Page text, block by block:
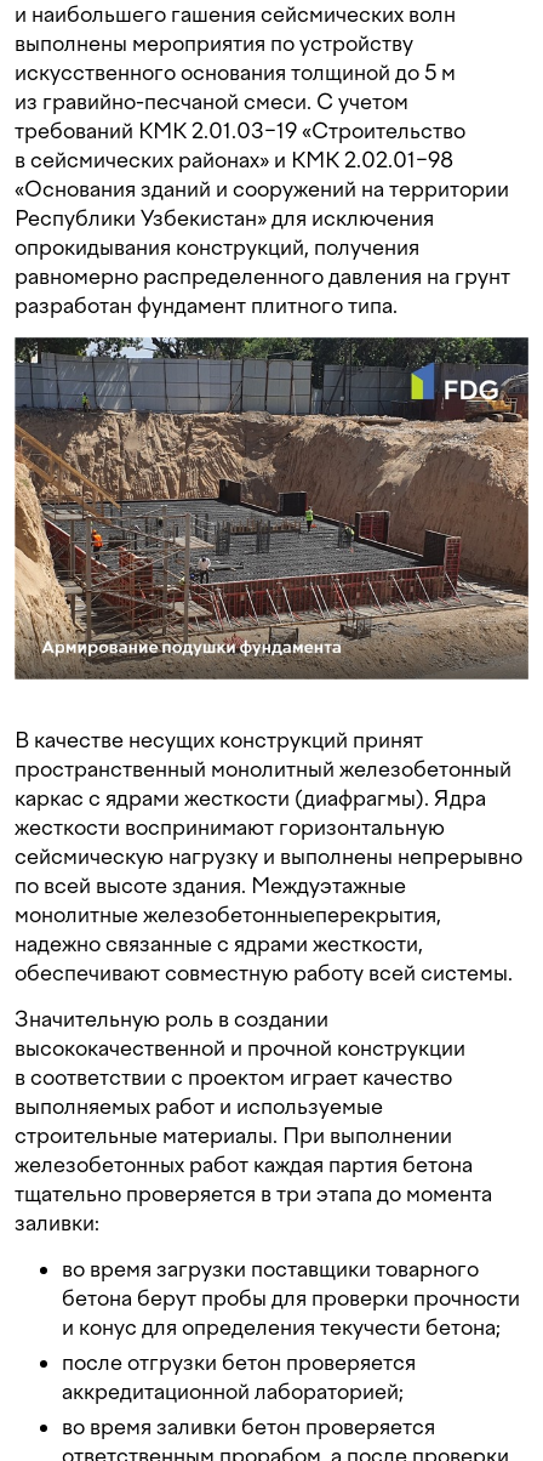
и наибольшего гашения сейсмических волн
выполнены мероприятия по устройству
искусственного основания толщиной до 5 м
из гравийно-песчаной смеси. С учетом
требований КМК 2.01.03−19 «Строительство
в сейсмических районах» и КМК 2.02.01−98
«Основания зданий и сооружений на территории
Республики Узбекистан» для исключения
опрокидывания конструкций, получения
равномерно распределенного давления на грунт
разработан фундамент плитного типа.
В качестве несущих конструкций принят
пространственный монолитный железобетонный
каркас с ядрами жесткости (диафрагмы). Ядра
жесткости воспринимают горизонтальную
сейсмическую нагрузку и выполнены непрерывно
по всей высоте здания. Междуэтажные
монолитные железобетонныеперекрытия,
надежно связанные с ядрами жесткости,
обеспечивают совместную работу всей системы.
Значительную роль в создании
высококачественной и прочной конструкции
в соответствии с проектом играет качество
выполняемых работ и используемые
строительные материалы. При выполнении
железобетонных работ каждая партия бетона
тщательно проверяется в три этапа до момента
заливки:
во время загрузки поставщики товарного
бетона берут пробы для проверки прочности
и конус для определения текучести бетона;
после отгрузки бетон проверяется
аккредитационной лабораторией;
во время заливки бетон проверяется